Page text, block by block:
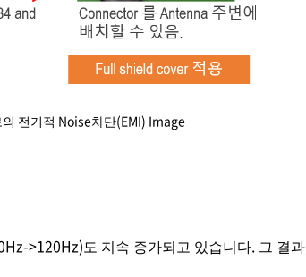
전기적 Noise차단(EMI) Image
>120Hz)도 지속 증가되고 있습니다. 그 결